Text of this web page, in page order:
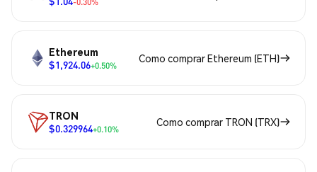
Ethereum
$1,924.06+0.50%
Como comprar Ethereum (ETH)
TRON
$0.329964+0.10%
Como comprar TRON (TRX)